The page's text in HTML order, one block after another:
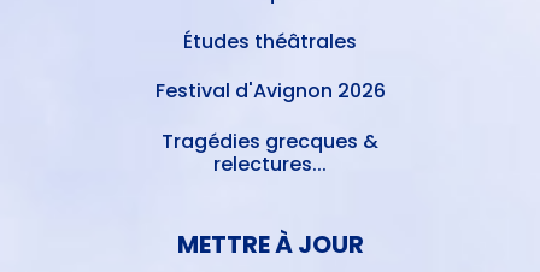
Études théâtrales
Festival d'Avignon 2026
Tragédies grecques &
relectures...
METTRE À JOUR